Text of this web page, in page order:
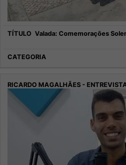
Valada: Comemorações